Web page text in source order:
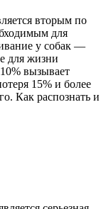
вторым по
для
у собак —
для жизни
вызывает
15% и более
Как распознать и